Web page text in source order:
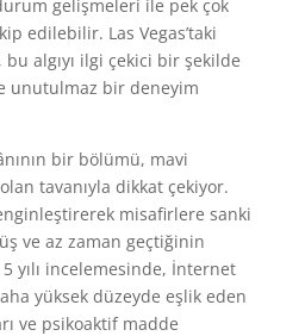
gelişmeleri ile pek çok
edilebilir. Las Vegas’taki
algıyı ilgi çekici bir şekilde
unutulmaz bir deneyim
bir bölümü, mavi
tavanıyla dikkat çekiyor.
misafirlere sanki
ve az zaman geçtiğinin
yılı incelemesinde, İnternet
yüksek düzeyde eşlik eden
ve psikoaktif madde